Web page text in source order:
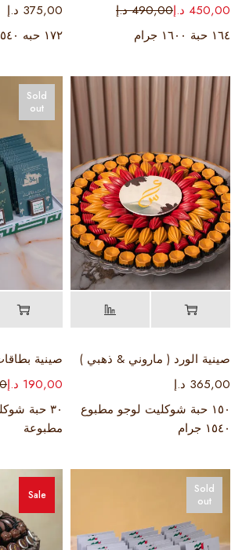
490,00 د.إ 450,00 د.إ
١٦٤ حبة ١٦٠٠ جرام
375,00 د.إ
١٧٢ حبه ١٥٤٠ جرام
صينية الورد ( ماروني & ذهبي )
365,00 د.إ
١٥٠ حبة شوكليت لوجو مطبوع
١٥٤٠ جرام
Sold
out
صينية
190,00 د.إ
مطبوعة
Sold
out
Sale